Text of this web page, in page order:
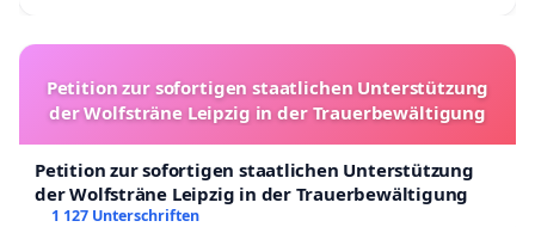
Petition zur sofortigen staatlichen Unterstützung
der Wolfsträne Leipzig in der Trauerbewältigung
Petition zur sofortigen staatlichen Unterstützung
der Wolfsträne Leipzig in der Trauerbewältigung
1 127 Unterschriften